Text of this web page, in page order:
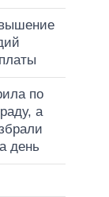
по
а
день